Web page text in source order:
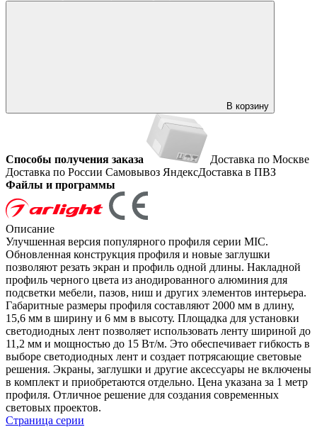
В корзину
Способы получения заказа
Доставка по Москве
Доставка по России Самовывоз ЯндексДоставка в ПВЗ
Файлы и программы
Описание
Улучшенная версия популярного профиля серии MIC.
Обновленная конструкция профиля и новые заглушки
позволяют резать экран и профиль одной длины. Накладной
профиль черного цвета из анодированного алюминия для
подсветки мебели, пазов, ниш и других элементов интерьера.
Габаритные размеры профиля составляют 2000 мм в длину,
15,6 мм в ширину и 6 мм в высоту. Площадка для установки
светодиодных лент позволяет использовать ленту шириной до
11,2 мм и мощностью до 15 Вт/м. Это обеспечивает гибкость в
выборе светодиодных лент и создает потрясающие световые
решения. Экраны, заглушки и другие аксессуары не включены
в комплект и приобретаются отдельно. Цена указана за 1 метр
профиля. Отличное решение для создания современных
световых проектов.
Страница серии